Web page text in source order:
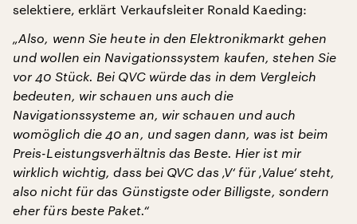
selektiere, erklärt Verkaufsleiter Ronald Kaeding:
„Also, wenn Sie heute in den Elektronikmarkt gehen
und wollen ein Navigationssystem kaufen, stehen Sie
vor 40 Stück. Bei QVC würde das in dem Vergleich
bedeuten, wir schauen uns auch die
Navigationssysteme an, wir schauen und auch
womöglich die 40 an, und sagen dann, was ist beim
Preis-Leistungsverhältnis das Beste. Hier ist mir
wirklich wichtig, dass bei QVC das ‚V‘ für ‚Value‘ steht,
also nicht für das Günstigste oder Billigste, sondern
eher fürs beste Paket.“